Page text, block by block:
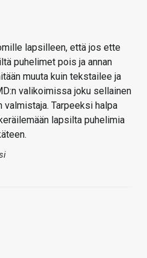
lapsilleen, että jos ette
puhelimet pois ja annan
muuta kuin tekstailee ja
valikoimissa joku sellainen
valmistaja. Tarpeeksi halpa
lapsilta puhelimia